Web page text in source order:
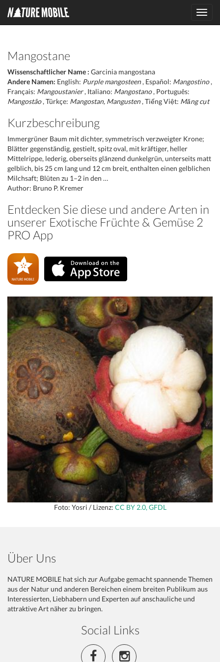
Mangostane
Wissenschaftlicher Name : Garcinia mangostana
Andere Namen: English: Purple mangosteen, Español: Mangostino,
Français: Mangoustanier, Italiano: Mangostano, Português:
Mangostão, Türkçe: Mangostan, Mangusten, Tiếng Việt: Măng cụt
Kurzbeschreibung
Immergrüner Baum mit dichter, symmetrisch verzweigter Krone;
Blätter gegenständig, gestielt, spitz oval, mit kräftiger, heller
Mittelrippe, lederig, oberseits glänzend dunkelgrün, unterseits matt
gelblich, bis 25 cm lang und 12 cm breit, enthalten einen gelblichen
Milchsaft; Blüten zu 1–2 in den …
Author: Bruno P. Kremer
Entdecken Sie diese und andere Arten in
unserer Exotische Früchte & Gemüse 2
PRO App
Foto: Yosri / Lizenz: CC BY 2.0, GFDL
Über Uns
NATURE MOBILE hat sich zur Aufgabe gemacht spannende Themen
aus der Natur und anderen Bereichen einem breiten Publikum aus
Interessierten, Liebhabern und Experten auf anschauliche und
attraktive Art näher zu bringen.
Social Links